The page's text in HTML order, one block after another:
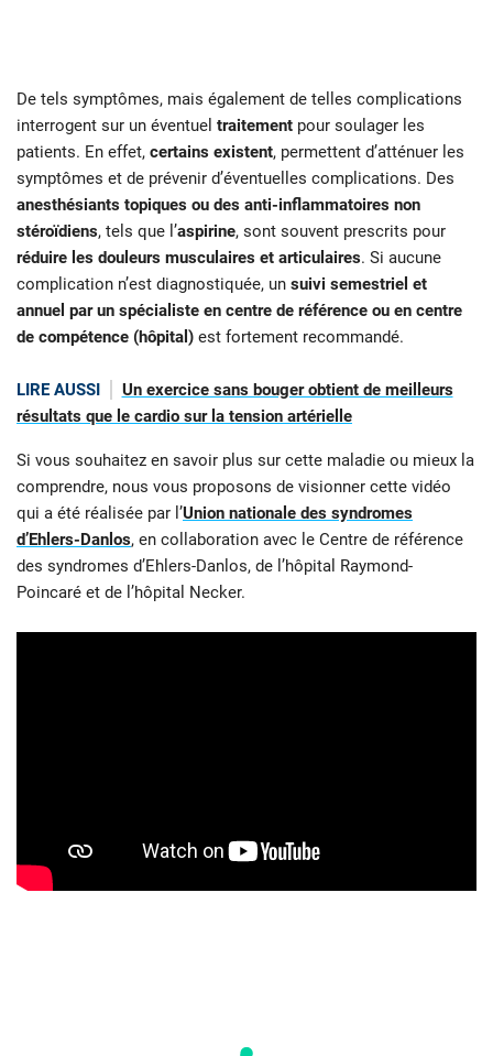
De tels symptômes, mais également de telles complications
interrogent sur un éventuel traitement pour soulager les
patients. En effet, certains existent, permettent d’atténuer les
symptômes et de prévenir d’éventuelles complications. Des
anesthésiants topiques ou des anti-inflammatoires non
stéroïdiens, tels que l’aspirine, sont souvent prescrits pour
réduire les douleurs musculaires et articulaires. Si aucune
complication n’est diagnostiquée, un suivi semestriel et
annuel par un spécialiste en centre de référence ou en centre
de compétence (hôpital) est fortement recommandé.
LIRE AUSSI
Un exercice sans bouger obtient de meilleurs
résultats que le cardio sur la tension artérielle
Si vous souhaitez en savoir plus sur cette maladie ou mieux la
comprendre, nous vous proposons de visionner cette vidéo
qui a été réalisée par l’Union nationale des syndromes
d’Ehlers-Danlos, en collaboration avec le Centre de référence
des syndromes d’Ehlers-Danlos, de l’hôpital Raymond-
Poincaré et de l’hôpital Necker.